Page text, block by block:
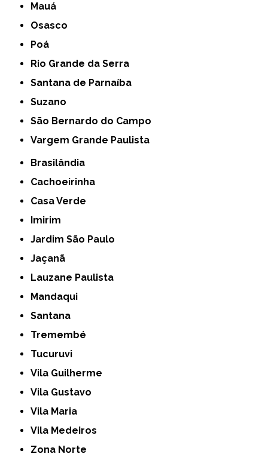
Mauá
Osasco
Poá
Rio Grande da Serra
Santana de Parnaíba
Suzano
São Bernardo do Campo
Vargem Grande Paulista
Brasilândia
Cachoeirinha
Casa Verde
Imirim
Jardim São Paulo
Jaçanã
Lauzane Paulista
Mandaqui
Santana
Tremembé
Tucuruvi
Vila Guilherme
Vila Gustavo
Vila Maria
Vila Medeiros
Zona Norte